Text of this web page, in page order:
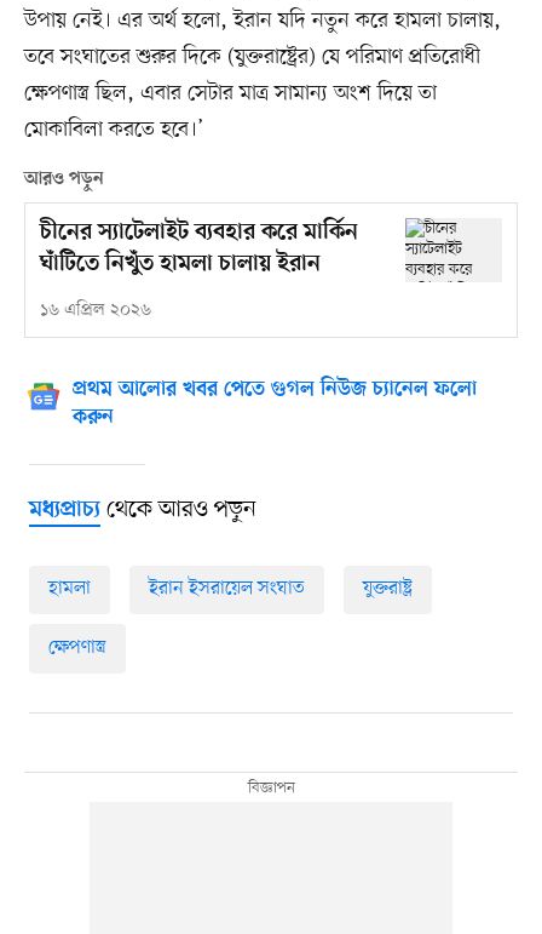
উপায় নেই। এর অর্থ হলো, ইরান যদি নতুন করে হামলা চালায়,
তবে সংঘাতের শুরুর দিকে (যুক্তরাষ্ট্রের) যে পরিমাণ প্রতিরোধী
ক্ষেপণাস্ত্র ছিল, এবার সেটার মাত্র সামান্য অংশ দিয়ে তা
মোকাবিলা করতে হবে।’
আরও পড়ুন
চীনের স্যাটেলাইট ব্যবহার করে মার্কিন
ঘাঁটিতে নিখুঁত হামলা চালায় ইরান
১৬ এপ্রিল ২০২৬
প্রথম আলোর খবর পেতে গুগল নিউজ চ্যানেল ফলো
করুন
মধ্যপ্রাচ্যথেকে আরও পড়ুন
হামলা ইরান ইসরায়েল সংঘাত যুক্তরাষ্ট্র
ক্ষেপণাস্ত্র